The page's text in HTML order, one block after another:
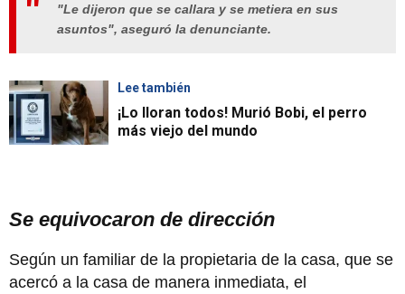
"Le dijeron que se callara y se metiera en sus
asuntos", aseguró la denunciante.
Lee también
¡Lo lloran todos! Murió Bobi, el perro
más viejo del mundo
Se equivocaron de dirección
Según un familiar de la propietaria de la casa, que se
acercó a la casa de manera inmediata, el